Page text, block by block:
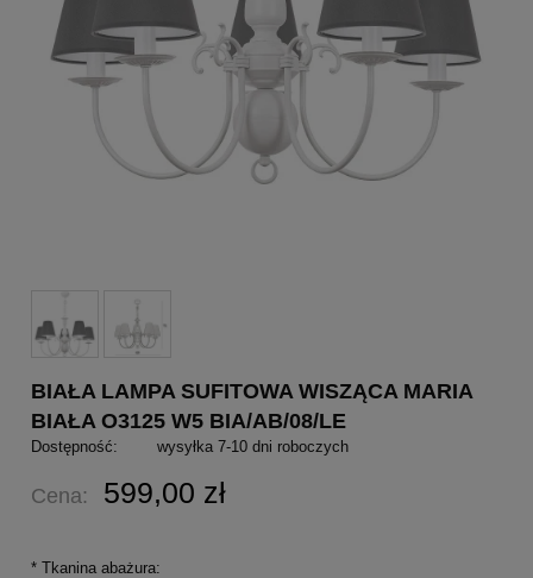
BIAŁA LAMPA SUFITOWA WISZĄCA MARIA
BIAŁA O3125 W5 BIA/AB/08/LE
Dostępność: wysyłka 7-10 dni roboczych
Cena: 599,00 zł
* Tkanina abażura: